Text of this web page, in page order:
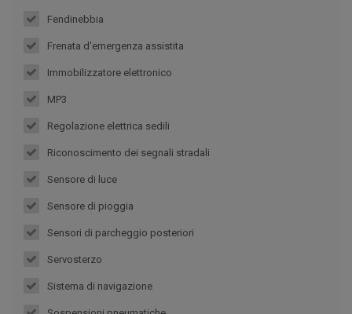
Fendinebbia
Frenata d'emergenza assistita
Immobilizzatore elettronico
MP3
Regolazione elettrica sedili
Riconoscimento dei segnali stradali
Sensore di luce
Sensore di pioggia
Sensori di parcheggio posteriori
Servosterzo
Sistema di navigazione